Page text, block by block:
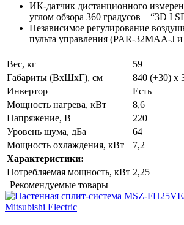
ИК-датчик дистанционного
углом обзора 360 градусов – “3D I
Независимое регулирование
пульта управления (PAR-32MAA-J
Вес, кг
59
Габариты (ВхШхГ), см
840 (+30) x
Инвертор
Есть
Мощность нагрева, кВт
8,6
Напряжение, В
220
Уровень шума, дБа
64
Мощность охлаждения, кВт
7,2
Характеристики:
Потребляемая мощность, кВт 2,25
Рекомендуемые товары